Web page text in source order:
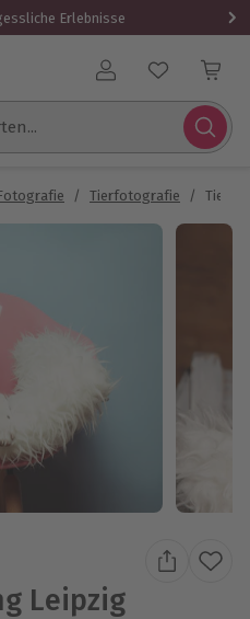
Erlebnisse
Benutzerkonto
/ Tierfotografie / Tier
Leipzig